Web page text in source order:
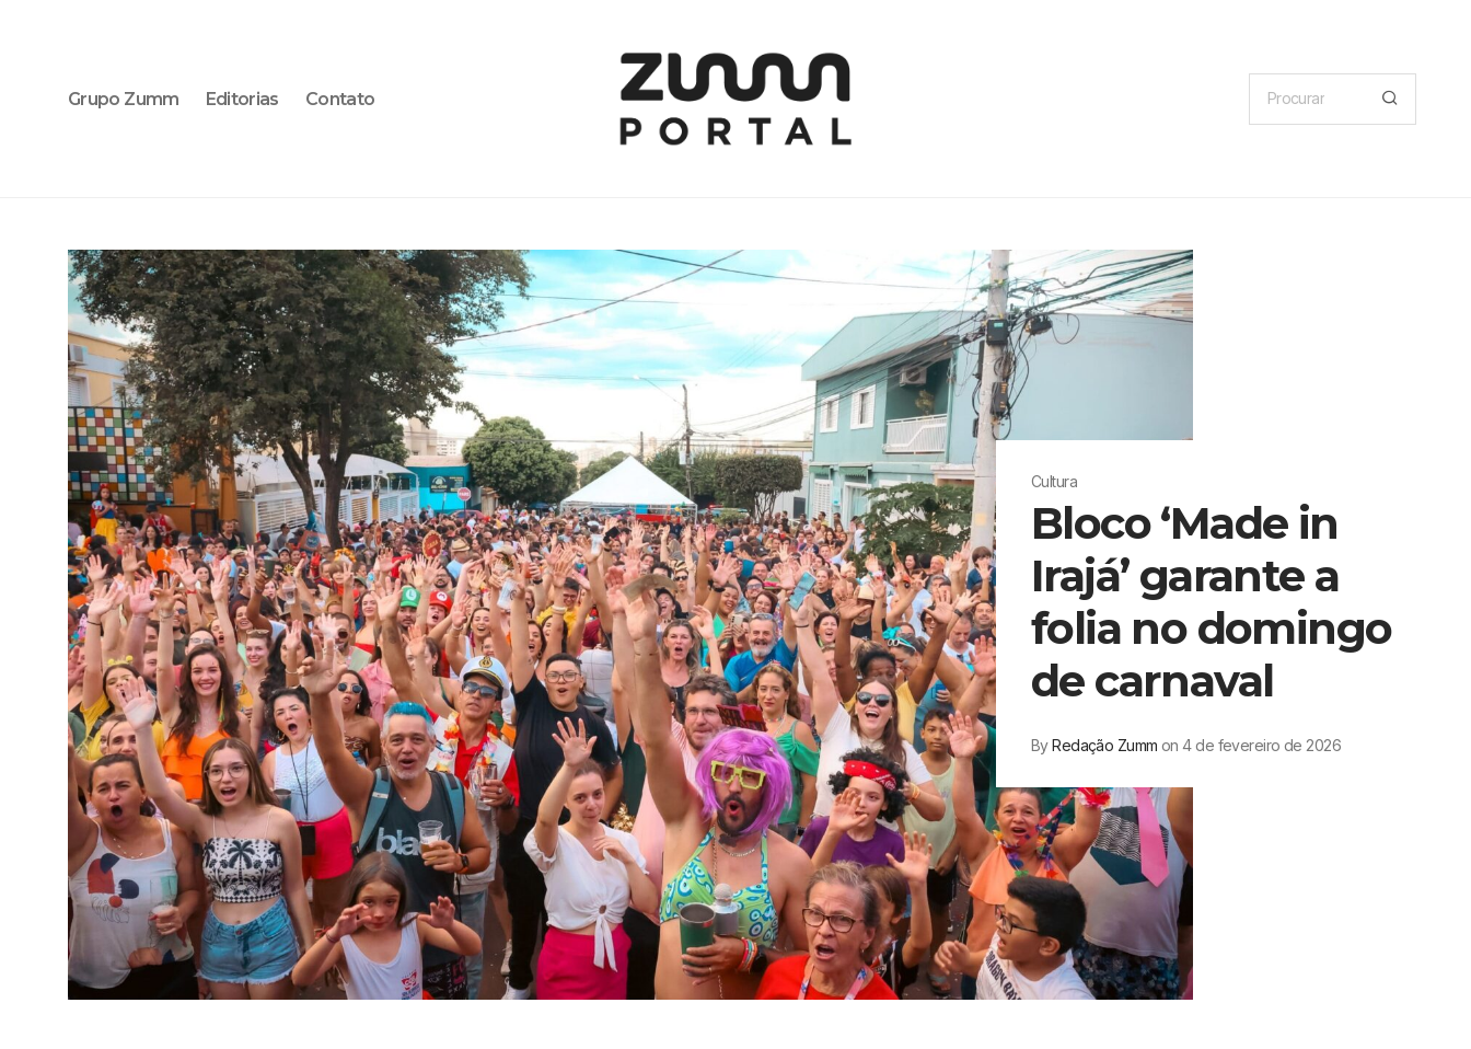
Grupo Zumm Editorias Contato
Cultura
Bloco ‘Made in
Irajá’ garante a
folia no domingo
de carnaval
ByRedação Zumm on 4 de fevereiro de 2026